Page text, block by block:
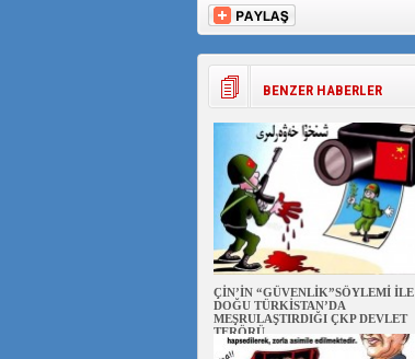
BENZER HABERLER
ÇİN’İN “GÜVENLİK”SÖYLEMİ İLE
DOĞU TÜRKİSTAN’DA
MEŞRULAŞTIRDIĞI ÇKP DEVLET
TERÖRÜ